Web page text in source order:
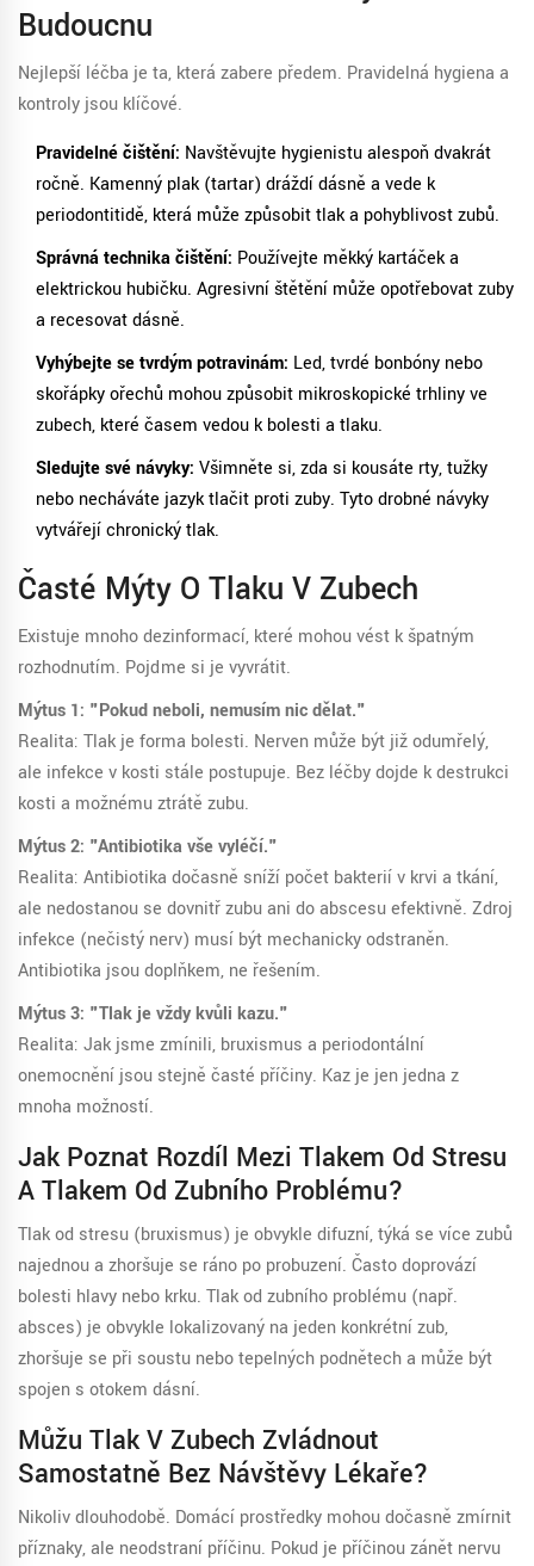
Budoucnu
Nejlepší léčba je ta, která zabere předem. Pravidelná hygiena a
kontroly jsou klíčové.
Pravidelné čištění: Navštěvujte hygienistu alespoň dvakrát
ročně. Kamenný plak (tartar) dráždí dásně a vede k
periodontitidě, která může způsobit tlak a pohyblivost zubů.
Správná technika čištění: Používejte měkký kartáček a
elektrickou hubičku. Agresivní štětění může opotřebovat zuby
a recesovat dásně.
Vyhýbejte se tvrdým potravinám: Led, tvrdé bonbóny nebo
skořápky ořechů mohou způsobit mikroskopické trhliny ve
zubech, které časem vedou k bolesti a tlaku.
Sledujte své návyky: Všimněte si, zda si kousáte rty, tužky
nebo necháváte jazyk tlačit proti zuby. Tyto drobné návyky
vytvářejí chronický tlak.
Časté Mýty O Tlaku V Zubech
Existuje mnoho dezinformací, které mohou vést k špatným
rozhodnutím. Pojďme si je vyvrátit.
Mýtus 1: "Pokud neboli, nemusím nic dělat."
Realita: Tlak je forma bolesti. Nerven může být již odumřelý,
ale infekce v kosti stále postupuje. Bez léčby dojde k destrukci
kosti a možnému ztrátě zubu.
Mýtus 2: "Antibiotika vše vyléčí."
Realita: Antibiotika dočasně sníží počet bakterií v krvi a tkání,
ale nedostanou se dovnitř zubu ani do abscesu efektivně. Zdroj
infekce (nečistý nerv) musí být mechanicky odstraněn.
Antibiotika jsou doplňkem, ne řešením.
Mýtus 3: "Tlak je vždy kvůli kazu."
Realita: Jak jsme zmínili, bruxismus a periodontální
onemocnění jsou stejně časté příčiny. Kaz je jen jedna z
mnoha možností.
Jak Poznat Rozdíl Mezi Tlakem Od Stresu
A Tlakem Od Zubního Problému?
Tlak od stresu (bruxismus) je obvykle difuzní, týká se více zubů
najednou a zhoršuje se ráno po probuzení. Často doprovází
bolesti hlavy nebo krku. Tlak od zubního problému (např.
absces) je obvykle lokalizovaný na jeden konkrétní zub,
zhoršuje se při soustu nebo tepelných podnětech a může být
spojen s otokem dásní.
Můžu Tlak V Zubech Zvládnout
Samostatně Bez Návštěvy Lékaře?
Nikoliv dlouhodobě. Domácí prostředky mohou dočasně zmírnit
příznaky, ale neodstraní příčinu. Pokud je příčinou zánět nervu